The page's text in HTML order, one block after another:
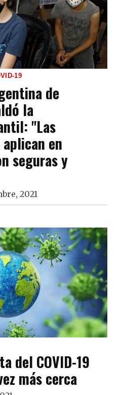
19
de
la
"Las
en
seguras y
2021
del COVID-19
más cerca